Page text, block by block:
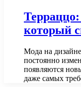
Терраццо:
который
Мода на
постоянно
появляются
даже самых